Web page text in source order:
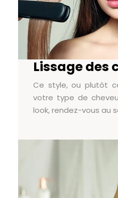
Lissage des
Ce style, ou plutôt
votre type de
look, rendez-vous au